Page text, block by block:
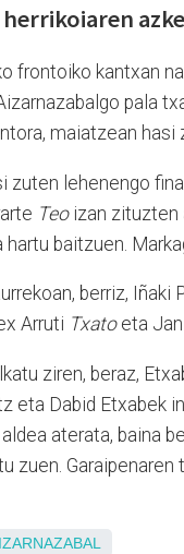
frontoiko kantxan
pala
maiatzean hasi
zuten lehenengo
Teoizan zituzten
hartu baitzuen.
berriz, Iñaki
Arruti Txatoeta
ziren, beraz,
eta Dabid Etxabek
aterata, baina
zuen.